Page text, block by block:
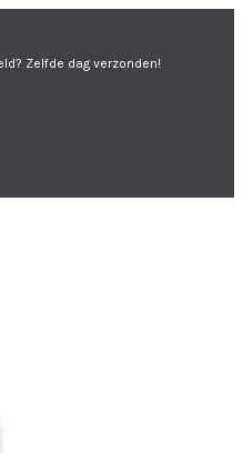
Zelfde dag verzonden!